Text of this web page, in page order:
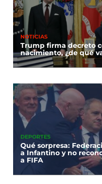
NOTICIAS
Trump firma decreto
nacimiento, ¿de qué
DEPORTES
Qué sorpresa:
a Infantino y no
a FIFA